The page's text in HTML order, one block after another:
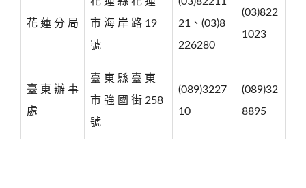
花 蓮 分 局
市 海 岸 路 19
號
21、(03)8
226280
(03)822
1023
臺 東 辦 事
處
臺 東 縣 臺 東
市 強 國 街 258
號
(089)3227
10
(089)32
8895